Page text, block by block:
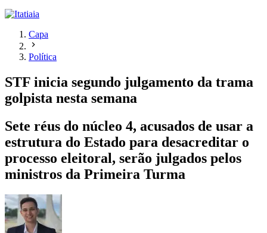
Capa
Política
STF inicia segundo julgamento da trama
golpista nesta semana
Sete réus do núcleo 4, acusados de usar a
estrutura do Estado para desacreditar o
processo eleitoral, serão julgados pelos
ministros da Primeira Turma